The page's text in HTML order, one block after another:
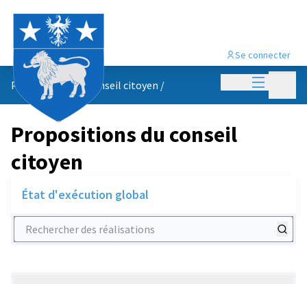
Menu
Se connecter
Propositions du conseil citoyen /
Propositions du conseil
citoyen
État d'exécution global
Rechercher des réalisations